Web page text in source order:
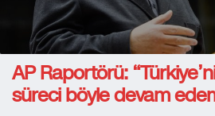
AP Raportörü:
süreci böyle devam